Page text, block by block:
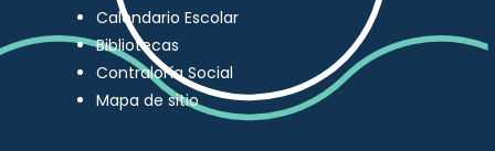
Calendario Escolar
Bibliotecas
Contraloría Social
Mapa de sitio